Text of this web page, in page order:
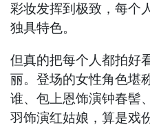
彩妆发挥到极致，每个
独具特色。
但真的把每个人都拍好
丽。登场的女性角色堪
谁、包上恩饰演钟春髻
羽饰演红姑娘，算是戏